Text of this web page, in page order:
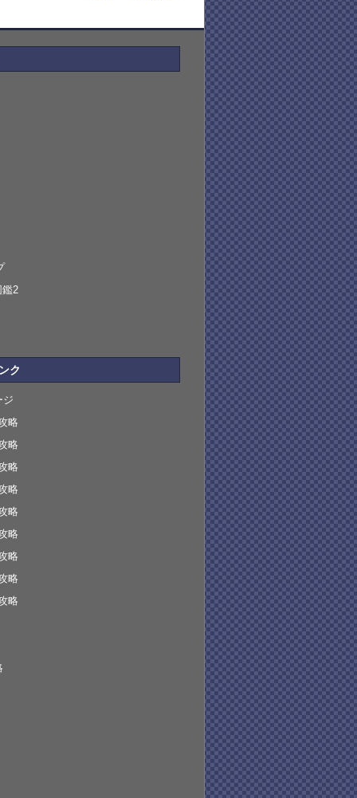
鑑2
ク
ジ
略
略
略
略
略
略
略
略
略